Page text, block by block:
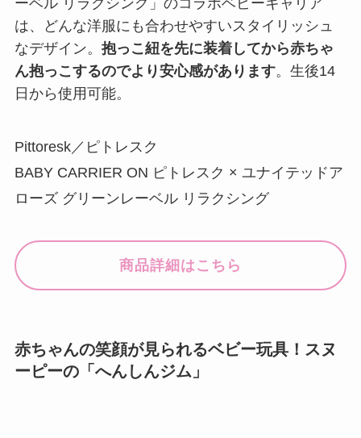
は、どんな洋服にも合わせやすいスタイリッシュ
なデザイン。 抱っこ紐を先に装着してから赤ちゃ
ん抱っこするのでより安心感があります。生後14
日から使用可能。
Pittoresk／ピトレスク
BABY CARRIER ON ピトレスク × ユナイテッドア
ローズ グリーンレーベル リラクシング
商品詳細はこちら
赤ちゃんの笑顔が見られるベビー玩具！スヌ
ーピーの「へんしんジム」